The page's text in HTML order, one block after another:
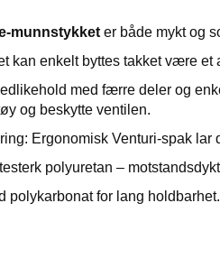
munnstykket er både mykt og
kan enkelt byttes takket være et
med færre deler og
og beskytte ventilen.
Ergonomisk Venturi-spak
polyuretan –
polykarbonat for lang holdbarhet.